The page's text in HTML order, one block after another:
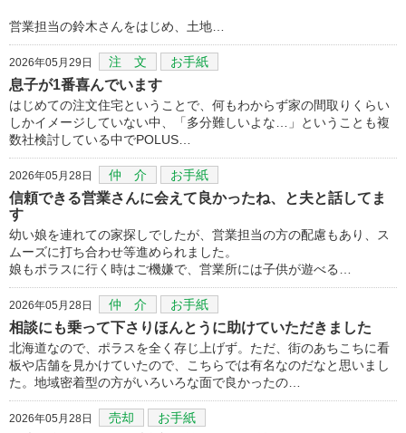
営業担当の鈴木さんをはじめ、土地…
2026年05月29日 注 文 お手紙
息子が1番喜んでいます
はじめての注文住宅ということで、何もわからず家の間取りくらい
しかイメージしていない中、「多分難しいよな…」ということも複
数社検討している中でPOLUS…
2026年05月28日 仲 介 お手紙
信頼できる営業さんに会えて良かったね、と夫と話してま
す
幼い娘を連れての家探しでしたが、営業担当の方の配慮もあり、ス
ムーズに打ち合わせ等進められました。
娘もポラスに行く時はご機嫌で、営業所には子供が遊べる…
2026年05月28日 仲 介 お手紙
相談にも乗って下さりほんとうに助けていただきました
北海道なので、ポラスを全く存じ上げず。ただ、街のあちこちに看
板や店舗を見かけていたので、こちらでは有名なのだなと思いまし
た。地域密着型の方がいろいろな面で良かったの…
2026年05月28日 売却 お手紙